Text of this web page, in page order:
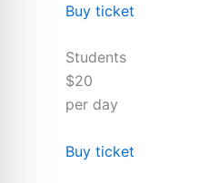
Buy ticket
Students
$20
per day
Buy ticket